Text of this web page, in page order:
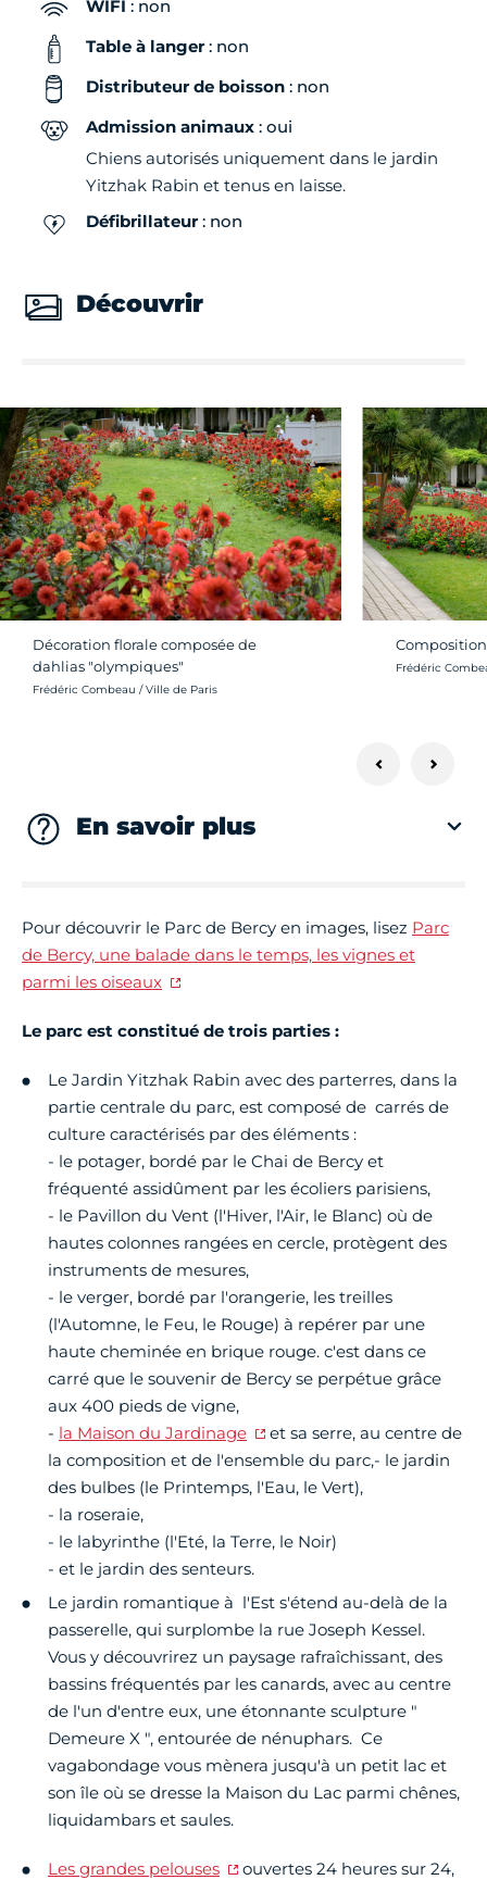
WIFI : non
Table à langer: non
Distributeur de boisson : non
Admission animaux : oui
Chiens autorisés uniquement dans le jardin
Yitzhak Rabin et tenus en laisse.
Défibrillateur: non
Découvrir
Décoration florale composée de
dahlias "olympiques"
Crédit photo :
Frédéric Combeau / Ville de Paris
Crédit photo :
Frédéric
En savoir plus
Pour découvrir le Parc de Bercy en images, lisez Parc
de Bercy, une balade dans le temps, les vignes et
parmi les oiseaux
Le parc est constitué de trois parties :
Le Jardin Yitzhak Rabin avec des parterres, dans la
partie centrale du parc, est composé de carrés de
culture caractérisés par des éléments :
- le potager, bordé par le Chai de Bercy et
fréquenté assidûment par les écoliers parisiens,
- le Pavillon du Vent (l'Hiver, l'Air, le Blanc) où de
hautes colonnes rangées en cercle, protègent des
instruments de mesures,
- le verger, bordé par l'orangerie, les treilles
(l'Automne, le Feu, le Rouge) à repérer par une
haute cheminée en brique rouge. c'est dans ce
carré que le souvenir de Bercy se perpétue grâce
aux 400 pieds de vigne,
- la Maison du Jardinage
et sa serre, au centre de
la composition et de l'ensemble du parc,- le jardin
des bulbes (le Printemps, l'Eau, le Vert),
- la roseraie,
- le labyrinthe (l'Eté, la Terre, le Noir)
- et le jardin des senteurs.
Le jardin romantique à l'Est s'étend au-delà de la
passerelle, qui surplombe la rue Joseph Kessel.
Vous y découvrirez un paysage rafraîchissant, des
bassins fréquentés par les canards, avec au centre
de l'un d'entre eux, une étonnante sculpture "
Demeure X ", entourée de nénuphars. Ce
vagabondage vous mènera jusqu'à un petit lac et
son île où se dresse la Maison du Lac parmi chênes,
liquidambars et saules.
Les grandes pelouses
ouvertes 24 heures sur 24,